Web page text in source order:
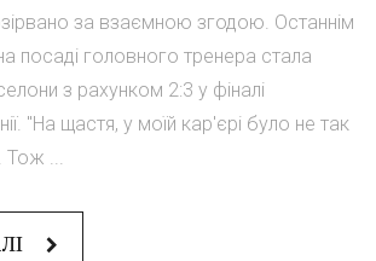
за взаємною згодою. Останнім
посаді головного тренера стала
з рахунком 2:3 у фіналі
"На щастя, у моїй кар'єрі було не так
Тож ...